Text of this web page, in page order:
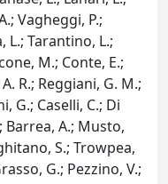
Vagheggi, P.;
L.; Tarantino, L.;
M.; Conte, E.;
R.; Reggiani, G. M.;
G.; Caselli, C.; Di
Barrea, A.; Musto,
S.; Trowpea,
G.; Pezzino, V.;